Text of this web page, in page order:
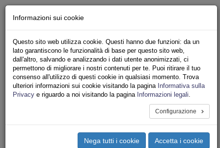
Iscriviti
Ricerca
Area Stampa
Privacy
ASSOCIAZIONI INQUILINI E ABITANTI
navigation
Toggle
Informazioni sui cookie
Questo sito web utilizza cookie. Questi hanno due funzioni: da un
lato garantiscono le funzionalità di base per questo sito web,
dall'altro, salvando e analizzando i dati utente anonimizzati, ci
permettono di migliorare i nostri contenuti per te. Puoi ritirare il tuo
consenso all'utilizzo di questi cookie in qualsiasi momento. Trova
ulteriori informazioni sui cookie visitando la pagina Informativa sulla
Privacy e riguardo a noi visitando la pagina Informazioni legali.
Configurazione
Nega tutti i cookie Accetta i cookie